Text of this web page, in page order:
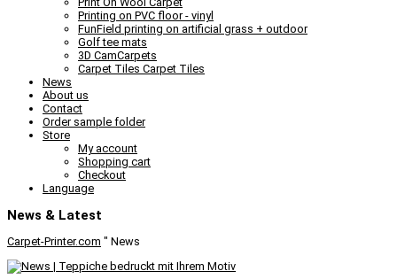
Printing on PVC floor - vinyl
FunField printing on artificial grass + outdoor
Golf tee mats
3D CamCarpets
Carpet Tiles Carpet Tiles
News
About us
Contact
Order sample folder
Store
My account
Shopping cart
Checkout
Language
News & Latest
Carpet-Printer.com " News